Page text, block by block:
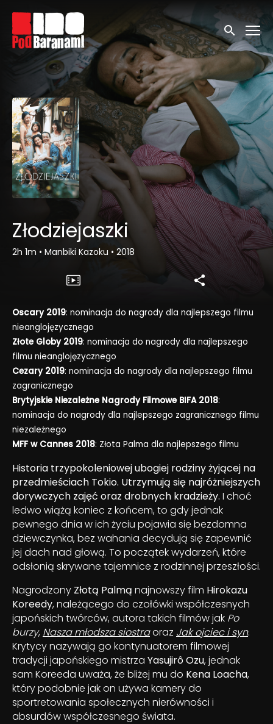
Linki ułatwień dostępu
Wyszukaj
Złodziejaszki
2h 1m • Manbiki Kazoku • 2018
Oscary 2019: nominacja do nagrody dla najlepszego filmu
nieanglojęzycznego
Złote Globy 2019: nominacja do nagrody dla najlepszego
filmu nieanglojęzycznego
Cezary 2019: nominacja do nagrody dla najlepszego filmu
zagranicznego
Brytyjskie Niezależne Nagrody Filmowe BIFA 2018:
nominacja do nagrody dla najlepszego zagranicznego filmu
niezależnego
MFF w Cannes 2018: Złota Palma dla najlepszego filmu
Historia trzypokoleniowej ubogiej rodziny żyjącej na
przedmieściach Tokio. Utrzymują się najróżniejszych
dorywczych zajęć oraz drobnych kradzieży. I choć
ledwo wiążą koniec z końcem, to gdy jednak
pewnego dnia w ich życiu pojawia się bezdomna
dziewczynka, bez wahania decydują się zapewnić
jej dach nad głową. To początek wydarzeń, które
odsłonią skrywane tajemnice z rodzinnej przeszłości.
Nagrodzony Złotą Palmą najnowszy film Hirokazu
Koreedy, należącego do czołówki współczesnych
japońskich twórców, autora takich filmów jak Po
burzy, Nasza młodsza siostraoraz Jak ojciec i syn.
Krytycy nazywają go kontynuatorem filmowej
tradycji japońskiego mistrza Yasujirô Ozu, jednak
sam Koreeda uważa, że bliżej mu do Kena Loacha,
który podobnie jak on używa kamery do
sportretowania społecznych nierówności i
absurdów współczesnego świata.